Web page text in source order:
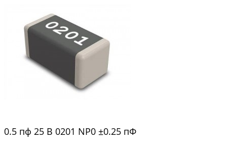
0.5 пф 25 В 0201 NP0 ±0.25 пФ